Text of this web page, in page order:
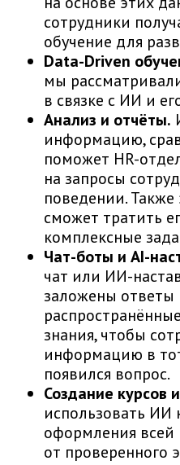
сотрудники
обучение для
Data-Driven
мы
в связке с ИИ и
Анализ и отчёты.
информацию,
поможет HR-
на запросы
поведении.
сможет тратить
комплексные
Чат-боты и AI-
чат или ИИ-
заложены ответы
знания, чтобы
информацию в
появился вопрос.
Создание курсов
использовать ИИ
оформления
от проверенного